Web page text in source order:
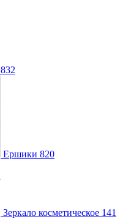
832
Ершики 820
Зеркало косметическое 141